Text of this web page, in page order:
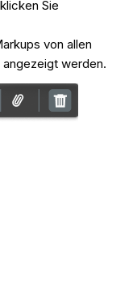
Sie
von allen
werden.